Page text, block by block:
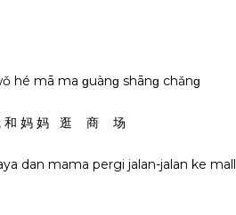
hé mā ma ɡuànɡ shānɡ chǎnɡ
和 妈 妈 逛 商 场
dan mama pergi jalan-jalan ke mall